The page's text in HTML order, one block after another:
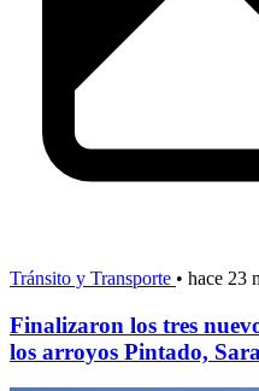
Tránsito y Transporte • hace 23
Finalizaron los tres
los arroyos Pintado,